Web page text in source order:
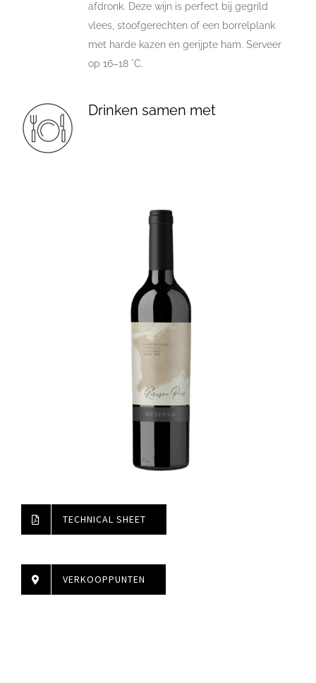
afdronk. Deze wijn is perfect bij gegrild
vlees, stoofgerechten of een borrelplank
met harde kazen en gerijpte ham. Serveer
op 16–18 °C.
Drinken samen met
TECHNICAL SHEET
VERKOOPPUNTEN